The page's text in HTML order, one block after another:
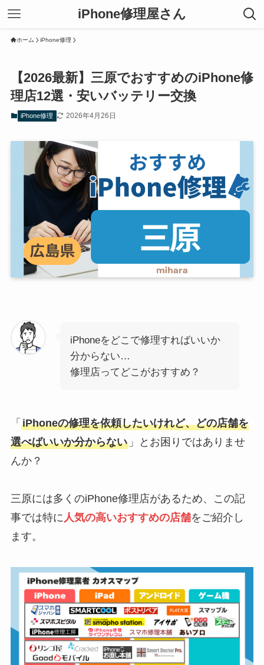
iPhone修理屋さん
ホーム iPhone修理
【2026最新】三原でおすすめのiPhone修
理店12選・安いバッテリー交換
iPhone修理 2026年4月26日
iPhoneをどこで修理すればいいか
分からない…
修理店ってどこがおすすめ？
「 iPhoneの修理を依頼したいけれど、どの店舗を
選べばいいか分からない」とお困りではありませ
んか？
三原には多くのiPhone修理店があるため、この記
事では特に 人気の高いおすすめの店舗をご紹介し
ます。